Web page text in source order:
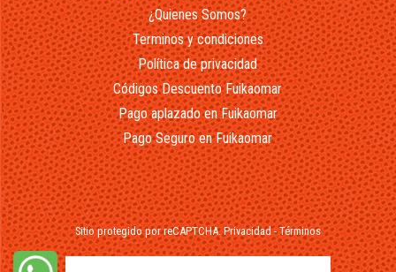
¿Quienes Somos?
Terminos y condiciones
Política de privacidad
Códigos Descuento Fuikaomar
Pago aplazado en Fuikaomar
Pago Seguro en Fuikaomar
Sitio protegido por reCAPTCHA.Privacidad-Términos